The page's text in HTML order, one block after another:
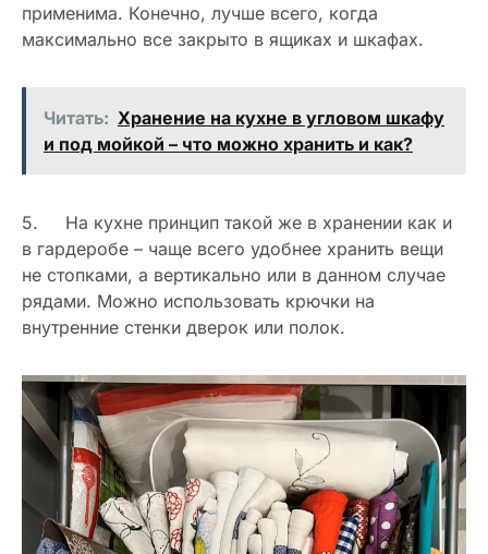
применима. Конечно, лучше всего, когда
максимально все закрыто в ящиках и шкафах.
Читать: Хранение на кухне в угловом шкафу
и под мойкой – что можно хранить и как?
5. На кухне принцип такой же в хранении как и
в гардеробе – чаще всего удобнее хранить вещи
не стопками, а вертикально или в данном случае
рядами. Можно использовать крючки на
внутренние стенки дверок или полок.